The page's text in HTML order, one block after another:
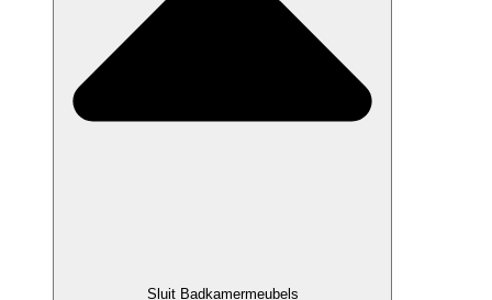
Sluit Badkamermeubels